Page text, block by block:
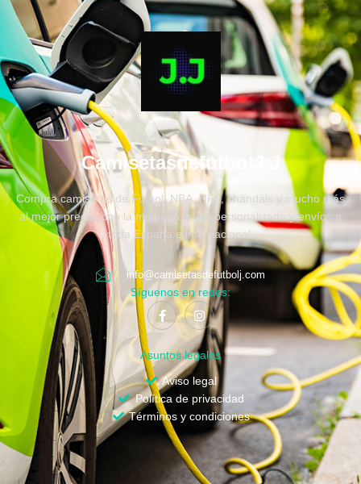
CamisetasdefutbolJ.J
Compra camisetas de Fútbol, NBA, NFL, chandals y mucho más
al mejor precio, con la mejor atención personalizada y envíos a
toda España e internacional.
info@camisetasdefutbolj.com
Síguenos en redes:
Asuntos legales
Aviso legal
Política de privacidad
Términos y condiciones